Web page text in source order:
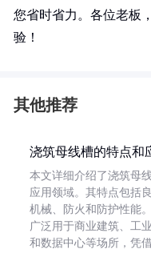
您省时省力。各位老板
验！
其他推荐
浇筑母线槽的特点和
本文详细介绍了浇筑母
应用领域。其特点包括
机械、防火和防护性能
广泛用于商业建筑、工
和数据中心等场所，凭